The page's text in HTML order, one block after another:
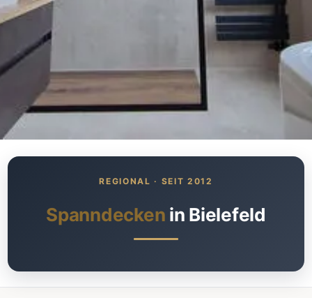
Was kostet meine neue
Spanndecke?
Spanndecken in Bielefeld